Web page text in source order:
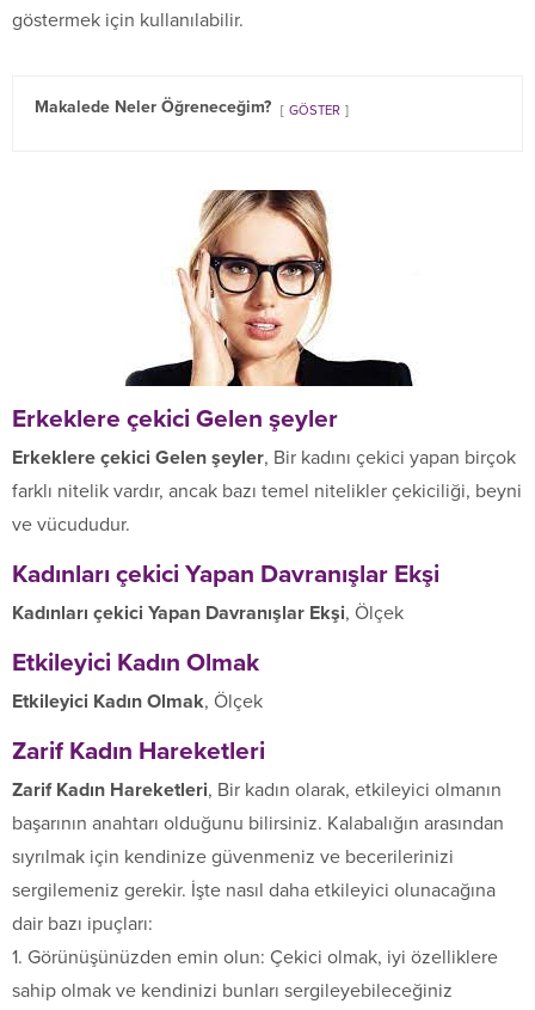
göstermek için kullanılabilir.
Makalede Neler Öğreneceğim? GÖSTER
Erkeklere çekici Gelen şeyler
Erkeklere çekici Gelen şeyler, Bir kadını çekici yapan birçok
farklı nitelik vardır, ancak bazı temel nitelikler çekiciliği, beyni
ve vücududur.
Kadınları çekici Yapan Davranışlar Ekşi
Kadınları çekici Yapan Davranışlar Ekşi, Ölçek
Etkileyici Kadın Olmak
Etkileyici Kadın Olmak, Ölçek
Zarif Kadın Hareketleri
Zarif Kadın Hareketleri, Bir kadın olarak, etkileyici olmanın
başarının anahtarı olduğunu bilirsiniz. Kalabalığın arasından
sıyrılmak için kendinize güvenmeniz ve becerilerinizi
sergilemeniz gerekir. İşte nasıl daha etkileyici olunacağına
dair bazı ipuçları:
1. Görünüşünüzden emin olun: Çekici olmak, iyi özelliklere
sahip olmak ve kendinizi bunları sergileyebileceğiniz